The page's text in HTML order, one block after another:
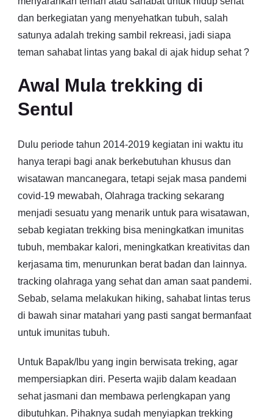
dan berkegiatan yang menyehatkan tubuh, salah
satunya adalah treking sambil rekreasi, jadi siapa
teman sahabat lintas yang bakal di ajak hidup sehat ?
Awal Mula trekking di
Sentul
Dulu periode tahun 2014-2019 kegiatan ini waktu itu
hanya terapi bagi anak berkebutuhan khusus dan
wisatawan mancanegara, tetapi sejak masa pandemi
covid-19 mewabah, Olahraga tracking sekarang
menjadi sesuatu yang menarik untuk para wisatawan,
sebab kegiatan trekking bisa meningkatkan imunitas
tubuh, membakar kalori, meningkatkan kreativitas dan
kerjasama tim, menurunkan berat badan dan lainnya.
tracking olahraga yang sehat dan aman saat pandemi.
Sebab, selama melakukan hiking, sahabat lintas terus
di bawah sinar matahari yang pasti sangat bermanfaat
untuk imunitas tubuh.
Untuk Bapak/Ibu yang ingin berwisata treking, agar
mempersiapkan diri. Peserta wajib dalam keadaan
sehat jasmani dan membawa perlengkapan yang
dibutuhkan. Pihaknya sudah menyiapkan trekking